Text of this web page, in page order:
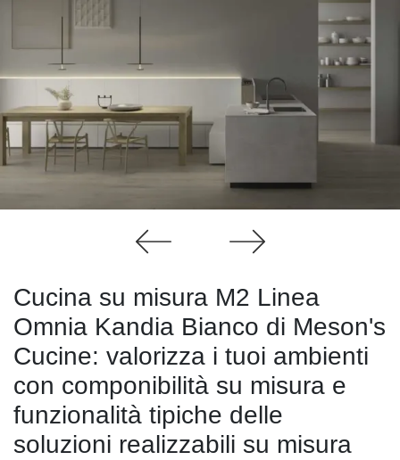
Cucina su misura M2 Linea
Omnia Kandia Bianco di Meson's
Cucine: valorizza i tuoi ambienti
con componibilità su misura e
funzionalità tipiche delle
soluzioni realizzabili su misura